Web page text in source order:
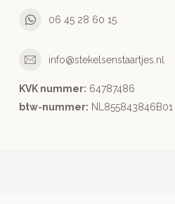
06 45 28 60 15
info@stekelsenstaartjes.nl
KVK nummer: 64787486
btw-nummer: NL855843846B01